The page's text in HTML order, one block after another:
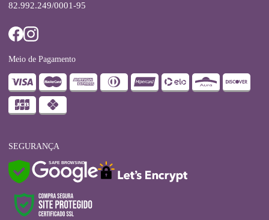
82.992.249/0001-95
Meio de Pagamento
SEGURANÇA
SAFE BROWSING